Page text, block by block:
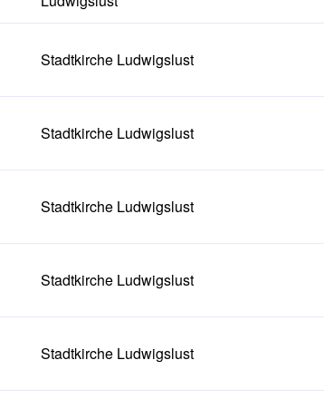
Stadtkirche Ludwigslust
Stadtkirche Ludwigslust
Stadtkirche Ludwigslust
Stadtkirche Ludwigslust
Stadtkirche Ludwigslust